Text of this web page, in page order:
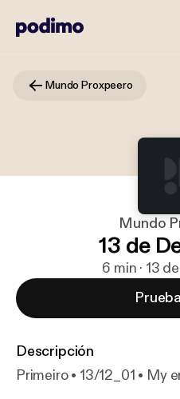
Mundo Proxpeero
Mundo
13 de
6 min · 13
Descripción
Primeiro • 13/12_01 • My